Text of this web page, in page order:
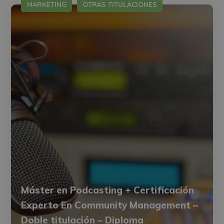
MARKETING OTRAS TITULACIONES
Máster en Podcasting + Certificación
Experto En Community Management –
Doble titulación – Diploma